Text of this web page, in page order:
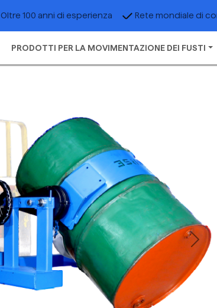
Oltre 100 anni di esperienza Rete mondiale di
PRODOTTI PER LA MOVIMENTAZIONE DEI FUSTI
Next